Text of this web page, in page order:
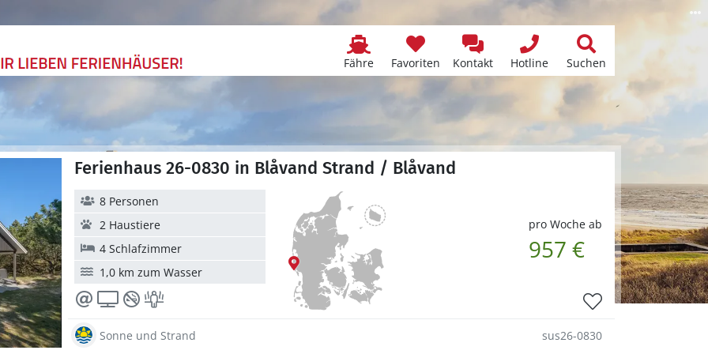
Fähre Favoriten Kontakt Hotline Suchen
Ferienhaus 26-0830 in Blåvand Strand / Blåvand
pro Woche ab
957 €
8 Personen
2 Haustiere
4 Schlafzimmer
1,0 km zum Wasser
Sonne und Strand sus26-0830